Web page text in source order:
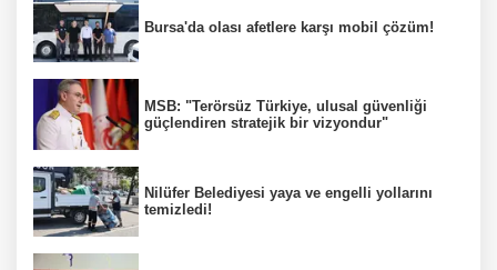
Bursa'da olası afetlere karşı mobil çözüm!
MSB: "Terörsüz Türkiye, ulusal güvenliği
güçlendiren stratejik bir vizyondur"
Nilüfer Belediyesi yaya ve engelli yollarını
temizledi!